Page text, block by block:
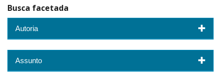
Busca facetada
Autoria
Assunto